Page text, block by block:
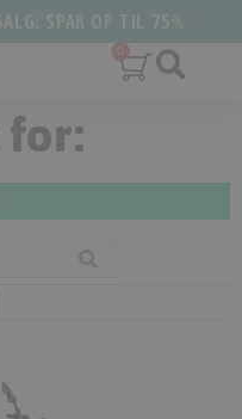
SPAR OP TIL 75%
for: